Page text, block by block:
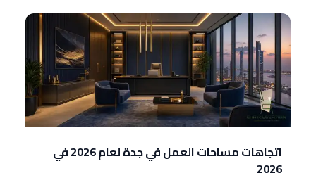
اتجاهات مساحات العمل في جدة لعام 2026 في
2026